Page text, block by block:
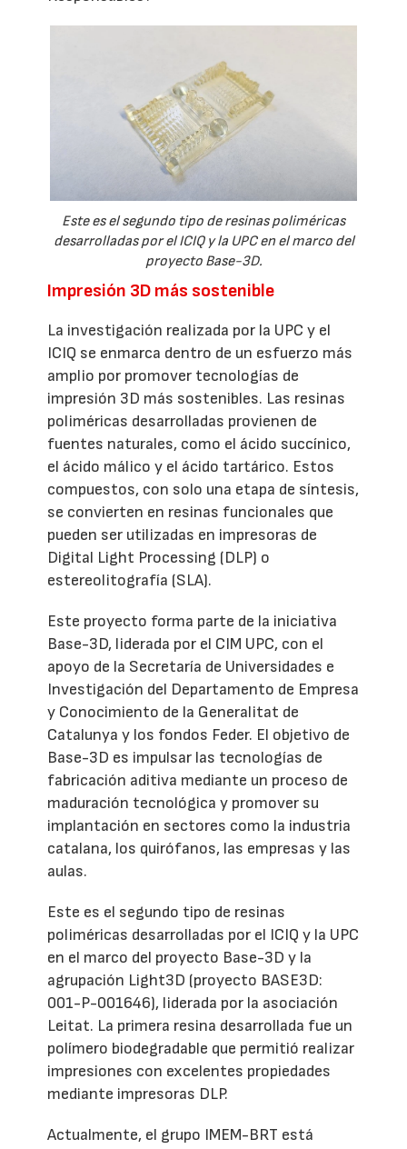
Este es el segundo tipo de resinas poliméricas
desarrolladas por el ICIQ y la UPC en el marco del
proyecto Base-3D.
Impresión 3D más sostenible
La investigación realizada por la UPC y el
ICIQ se enmarca dentro de un esfuerzo más
amplio por promover tecnologías de
impresión 3D más sostenibles. Las resinas
poliméricas desarrolladas provienen de
fuentes naturales, como el ácido succínico,
el ácido málico y el ácido tartárico. Estos
compuestos, con solo una etapa de síntesis,
se convierten en resinas funcionales que
pueden ser utilizadas en impresoras de
Digital Light Processing (DLP) o
estereolitografía (SLA).
Este proyecto forma parte de la iniciativa
Base-3D, liderada por el CIM UPC, con el
apoyo de la Secretaría de Universidades e
Investigación del Departamento de Empresa
y Conocimiento de la Generalitat de
Catalunya y los fondos Feder. El objetivo de
Base-3D es impulsar las tecnologías de
fabricación aditiva mediante un proceso de
maduración tecnológica y promover su
implantación en sectores como la industria
catalana, los quirófanos, las empresas y las
aulas.
Este es el segundo tipo de resinas
poliméricas desarrolladas por el ICIQ y la UPC
en el marco del proyecto Base-3D y la
agrupación Light3D (proyecto BASE3D:
001-P-001646), liderada por la asociación
Leitat. La primera resina desarrollada fue un
polímero biodegradable que permitió realizar
impresiones con excelentes propiedades
mediante impresoras DLP.
Actualmente, el grupo IMEM-BRT está